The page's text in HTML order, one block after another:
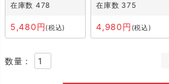
在庫数 478
5,480 税込
在庫数 375
4,980 税込